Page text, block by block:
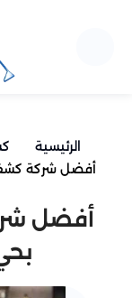
الرئيسية
أفضل شركة كشف
أفضل